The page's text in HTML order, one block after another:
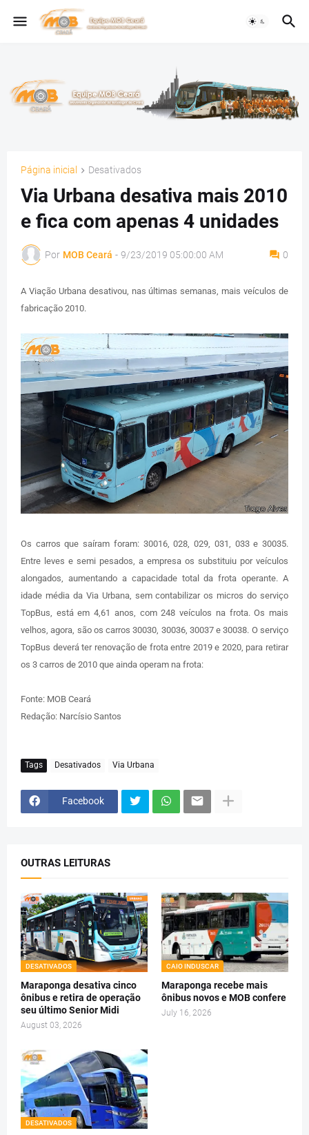
Página inicial Desativados
Via Urbana desativa mais 2010
e fica com apenas 4 unidades
Por MOB Ceará - 9/23/2019 05:00:00 AM 0
A Viação Urbana desativou, nas últimas semanas, mais veículos de
fabricação 2010.
Os carros que saíram foram: 30016, 028, 029, 031, 033 e 30035.
Entre leves e semi pesados, a empresa os substituiu por veículos
alongados, aumentando a capacidade total da frota operante. A
idade média da Via Urbana, sem contabilizar os micros do serviço
TopBus, está em 4,61 anos, com 248 veículos na frota. Os mais
velhos, agora, são os carros 30030, 30036, 30037 e 30038. O serviço
TopBus deverá ter renovação de frota entre 2019 e 2020, para retirar
os 3 carros de 2010 que ainda operam na frota:
Fonte: MOB Ceará
Redação: Narcísio Santos
Tags Desativados Via Urbana
Facebook
OUTRAS LEITURAS
DESATIVADOS
Maraponga desativa cinco
ônibus e retira de operação
seu último Senior Midi
August 03, 2026
CAIO INDUSCAR
Maraponga recebe mais
ônibus novos e MOB confere
July 16, 2026
DESATIVADOS